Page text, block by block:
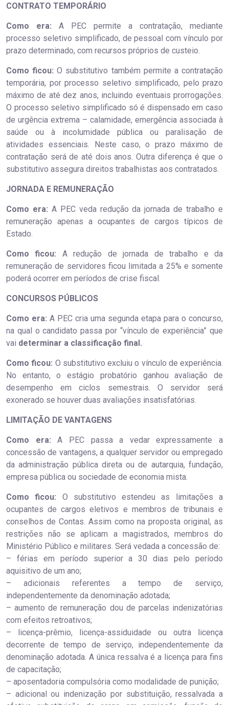
CONTRATO TEMPORÁRIO
Como era: A PEC permite a contratação, mediante
processo seletivo simplificado, de pessoal com vínculo por
prazo determinado, com recursos próprios de custeio.
Como ficou: O substitutivo também permite a contratação
temporária, por processo seletivo simplificado, pelo prazo
máximo de até dez anos, incluindo eventuais prorrogações.
O processo seletivo simplificado só é dispensado em caso
de urgência extrema – calamidade, emergência associada à
saúde ou à incolumidade pública ou paralisação de
atividades essenciais. Neste caso, o prazo máximo de
contratação será de até dois anos. Outra diferença é que o
substitutivo assegura direitos trabalhistas aos contratados.
JORNADA E REMUNERAÇÃO
Como era: A PEC veda redução da jornada de trabalho e
remuneração apenas a ocupantes de cargos típicos de
Estado.
Como ficou: A redução de jornada de trabalho e da
remuneração de servidores ficou limitada a 25% e somente
poderá ocorrer em períodos de crise fiscal.
CONCURSOS PÚBLICOS
Como era: A PEC cria uma segunda etapa para o concurso,
na qual o candidato passa por “vínculo de experiência” que
vai determinar a classificação final.
Como ficou: O substitutivo excluiu o vínculo de experiência.
No entanto, o estágio probatório ganhou avaliação de
desempenho em ciclos semestrais. O servidor será
exonerado se houver duas avaliações insatisfatórias.
LIMITAÇÃO DE VANTAGENS
Como era: A PEC passa a vedar expressamente a
concessão de vantagens, a qualquer servidor ou empregado
da administração pública direta ou de autarquia, fundação,
empresa pública ou sociedade de economia mista.
Como ficou: O substitutivo estendeu as limitações a
ocupantes de cargos eletivos e membros de tribunais e
conselhos de Contas. Assim como na proposta original, as
restrições não se aplicam a magistrados, membros do
Ministério Público e militares. Será vedada a concessão de:
– férias em período superior a 30 dias pelo período
aquisitivo de um ano;
– adicionais referentes a tempo de serviço,
independentemente da denominação adotada;
– aumento de remuneração dou de parcelas indenizatórias
com efeitos retroativos;
– licença-prêmio, licença-assiduidade ou outra licença
decorrente de tempo de serviço, independentemente da
denominação adotada. A única ressalva é a licença para fins
de capacitação;
– aposentadoria compulsória como modalidade de punição;
– adicional ou indenização por substituição, ressalvada a